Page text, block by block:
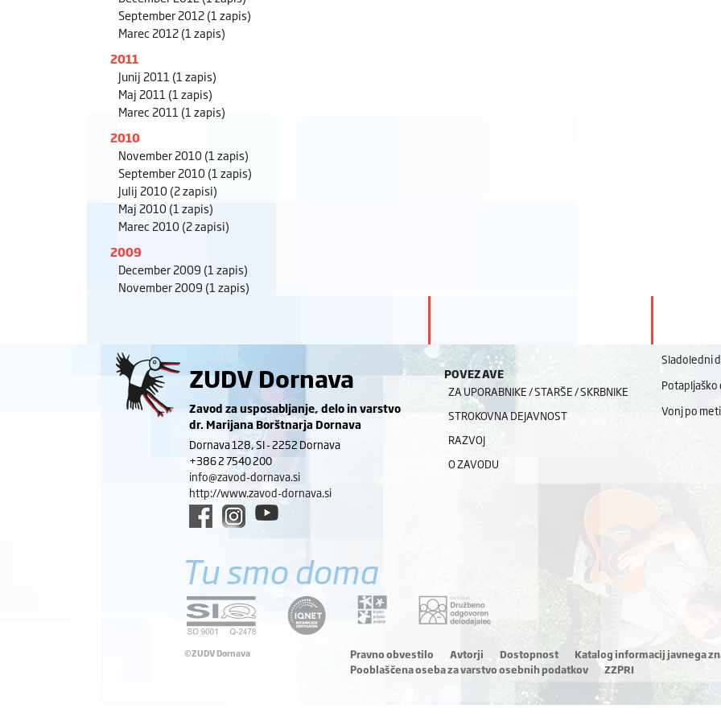
September 2012(1 zapis)
Marec 2012(1 zapis)
2011
Junij 2011 (1 zapis)
Maj 2011 (1 zapis)
Marec 2011 (1 zapis)
2010
November 2010(1 zapis)
September 2010(1 zapis)
Julij 2010(2 zapisi)
Maj 2010(1 zapis)
Marec 2010(2 zapisi)
2009
December 2009 (1 zapis)
November 2009 (1 zapis)
ZUDV Dornava
Zavod za usposabljanje, delo in varstvo
dr. Marijana Borštnarja Dornava
Dornava 128, SI - 2252 Dornava
+386 2 7540 200
info@zavod-dornava.si
http://www.zavod-dornava.si
POVEZAVE
ZA UPORABNIKE / STARŠE / SKRBNIKE
STROKOVNA DEJAVNOST
RAZVOJ
O ZAVODU
Sladoledni
Vonj po
Tu smo doma
©ZUDV Dornava Pravno obvestilo Avtorji Dostopnost
Katalog informacij javnega
Pooblaščena oseba za varstvo osebnih podatkov
ZZPRI